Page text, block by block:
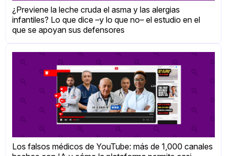
¿Previene la leche cruda el asma y las alergias
infantiles? Lo que dice –y lo que no– el estudio en el
que se apoyan sus defensores
Los falsos médicos de YouTube: más de 1,000 canales